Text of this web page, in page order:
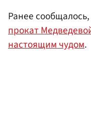
Ранее
прокат
настоящим чудом.